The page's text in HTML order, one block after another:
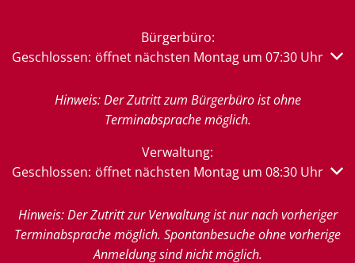
Bürgerbüro:
Klicken, um weitere Öffnungs- oder Schließzeiten
Geschlossen: öffnet nächsten Montag um 07:30 Uhr
Hinweis: Der Zutritt zum Bürgerbüro ist ohne
Terminabsprache möglich.
Verwaltung:
Klicken, um weitere Öffnungs- oder Schließzeiten
Geschlossen: öffnet nächsten Montag um 08:30 Uhr
Hinweis: Der Zutritt zur Verwaltung ist nur nach vorheriger
Terminabsprache möglich. Spontanbesuche ohne vorherige
Anmeldung sind nicht möglich.